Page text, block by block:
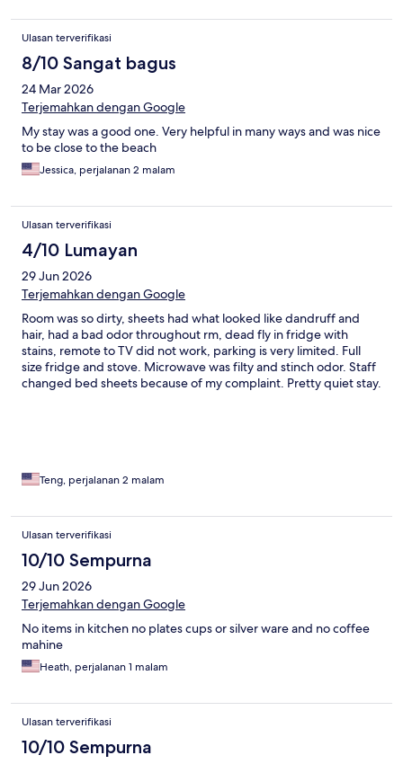
Ulasan terverifikasi
8/10 Sangat bagus
24 Mar 2026
Terjemahkan dengan Google
My stay was a good one. Very helpful in many ways and was nice
to be close to the beach
Jessica, perjalanan 2 malam
Ulasan terverifikasi
4/10 Lumayan
29 Jun 2026
Terjemahkan dengan Google
Room was so dirty, sheets had what looked like dandruff and
hair, had a bad odor throughout rm, dead fly in fridge with
stains, remote to TV did not work, parking is very limited. Full
size fridge and stove. Microwave was filty and stinch odor. Staff
changed bed sheets because of my complaint. Pretty quiet stay.
Teng, perjalanan 2 malam
Ulasan terverifikasi
10/10 Sempurna
29 Jun 2026
Terjemahkan dengan Google
No items in kitchen no plates cups or silver ware and no coffee
mahine
Heath, perjalanan 1 malam
Ulasan terverifikasi
10/10 Sempurna